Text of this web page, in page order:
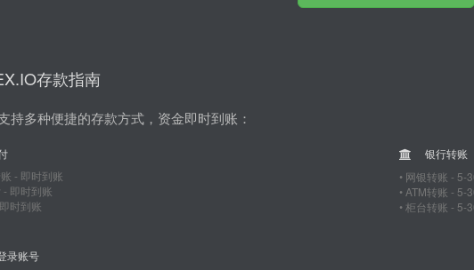
存款指南
持多种便捷的存款方式，资金即时到账：
- 即时到账
- 即时到账
时到账
银行转账
• 网银转账 - 5-
• ATM转账 - 5-
• 柜台转账 - 5-
录账号